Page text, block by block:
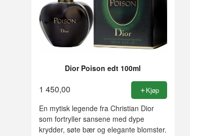
Dior Poison edt 100ml
1 450,00 Kjøp
En mytisk legende fra Christian Dior
som fortryller sansene med dype
krydder, søte bær og elegante blomster.